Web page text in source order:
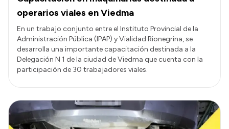
operarios viales en Viedma
En un trabajo conjunto entre el Instituto Provincial de la
Administración Pública (IPAP) y Vialidad Rionegrina, se
desarrolla una importante capacitación destinada a la
Delegación N 1 de la ciudad de Viedma que cuenta con la
participación de 30 trabajadores viales.